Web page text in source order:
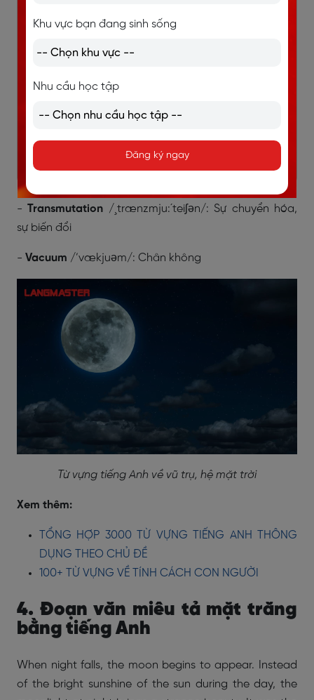
ˈmægnɪt/: Nam châm siêu dẫn
Superficial /ˌsupərˈfɪʃəl/: Thuộc bề mặt, trên bề mặt
-Transmutation /¸trænzmju:´teiʃən/: Sự chuyển hóa,
sự biến đổi
- Vacuum /’vækjuəm/: Chân không
Từ vựng tiếng Anh về vũ trụ, hệ mặt trời
Xem thêm:
TỔNG HỢP 3000 TỪ VỰNG TIẾNG ANH THÔNG
DỤNG THEO CHỦ ĐỀ
100+ TỪ VỰNG VỀ TÍNH CÁCH CON NGƯỜI
4. Đoạn văn miêu tả mặt trăng
bằng tiếng Anh
When night falls, the moon begins to appear. Instead
of the bright sunshine of the sun during the day, the
Khu vực bạn đang sinh sống
Nhu cầu học tập
Đăng ký ngay